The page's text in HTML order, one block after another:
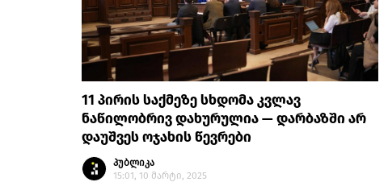
11 პირის საქმეზე სხდომა კვლავ
ნაწილობრივ დახურულია — დარბაზში არ
დაუშვეს ოჯახის წევრები
პუბლიკა
15:01, 10 მარტი, 2025